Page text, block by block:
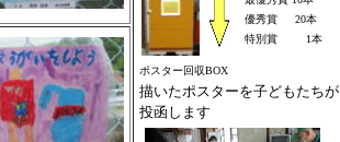
ポスター回収BOX
描いたポスターを子どもたちが
投函します
優秀賞 20本
特別賞 1本